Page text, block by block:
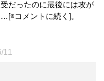
だったのに最後には攻が
コメントに続く]。
11